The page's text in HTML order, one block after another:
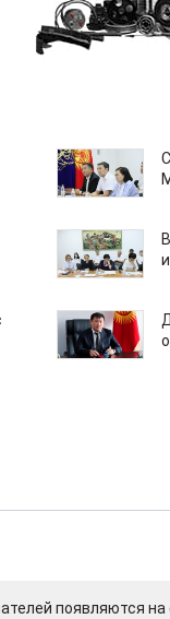
появляются на